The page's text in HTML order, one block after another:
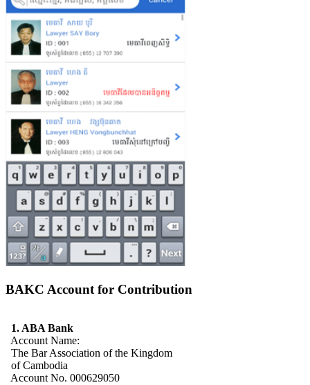
BAKC Account for Contribution
1. ABA Bank
Account Name:
The Bar Association of the Kingdom
of Cambodia
Account No. 000629050